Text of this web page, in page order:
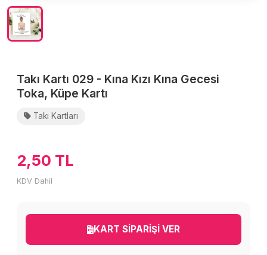
Takı Kartı 029 - Kına Kızı Kına Gecesi
Toka, Küpe Kartı
Takı Kartları
2,50 TL
KDV Dahil
KART SİPARİŞİ VER